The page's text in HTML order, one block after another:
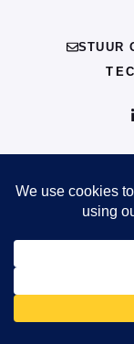
STUUR